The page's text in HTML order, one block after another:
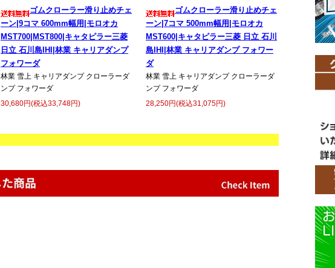
ゴムクローラー滑り止めチェ
ーン|9コマ 600mm幅用|モロオカ
MST700|MST800|キャタピラー三菱
日立 石川島IHI|林業 キャリアダンプ
フォワーダ
林業 雪上 キャリアダンプ クローラーダ
ンプ フォワーダ
30,680円(税込33,748円)
ゴムクローラー滑り止めチェ
ーン|7コマ 500mm幅用|モロオカ
MST600|キャタピラー三菱 日立 石川
島IHI|林業 キャリアダンプ フォワー
ダ
林業 雪上 キャリアダンプ クローラーダ
ンプ フォワーダ
28,250円(税込31,075円)